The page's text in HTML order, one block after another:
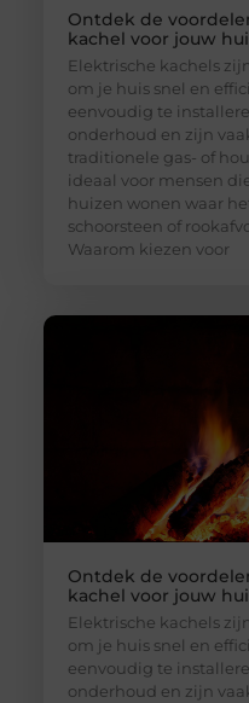
Ontdek de
kachel voor jouw
Elektrische kachels
om je huis snel en
eenvoudig te
onderhoud en zijn
traditionele gas- of
ideaal voor mensen
huizen wonen waar
schoorsteen of
Waarom kiezen voor
Ontdek de
kachel voor jouw
Elektrische kachels
om je huis snel en
eenvoudig te
onderhoud en zijn